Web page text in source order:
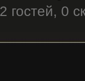
гостей, 0